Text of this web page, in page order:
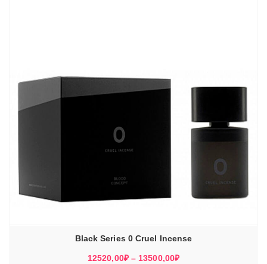
Black Series 0 Cruel Incense
12520,00₽ – 13500,00₽Диапазон